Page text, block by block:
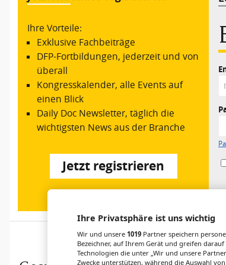
Ihre Vorteile:
Exklusive Fachbeiträge
DFP-Fortbildungen, jederzeit und von
überall
Kongresskalender, alle Events auf
einen Blick
Daily Doc Newsletter, täglich die
wichtigsten News aus der Branche
Jetzt registrieren
Ihre Privatsphäre ist uns wichtig
Wir und unsere 1019 Partner speichern
Bezeichner, auf Ihrem Gerät und greifen
Technologien die unter „Wir und unsere
Zwecke unterstützen, während die Auswahl